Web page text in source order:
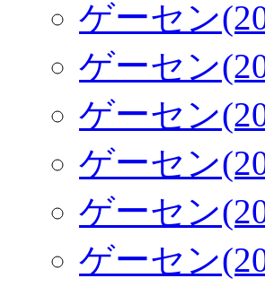
ゲーセン
ゲーセン
ゲーセン
ゲーセン
ゲーセン
ゲーセン